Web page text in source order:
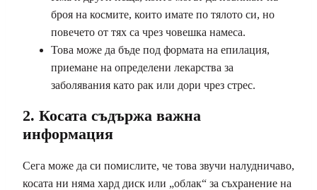
броя на космите, които имате по тялото си, но
повечето от тях са чрез човешка намеса.
Това може да бъде под формата на епилация,
приемане на определени лекарства за
заболявания като рак или дори чрез стрес.
2. Косата съдържа важна
информация
Сега може да си помислите, че това звучи налудничаво,
косата ни няма хард диск или „облак“ за съхранение на